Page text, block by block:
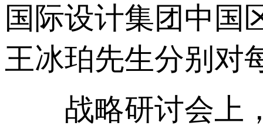
国际设计集团中国
王冰珀先生分别对
战略研讨会上